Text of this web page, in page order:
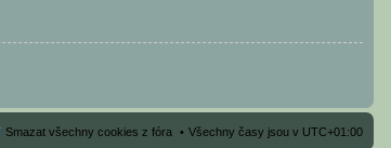
Všechny časy jsou v UTC+01:00
Smazat všechny cookies z fóra